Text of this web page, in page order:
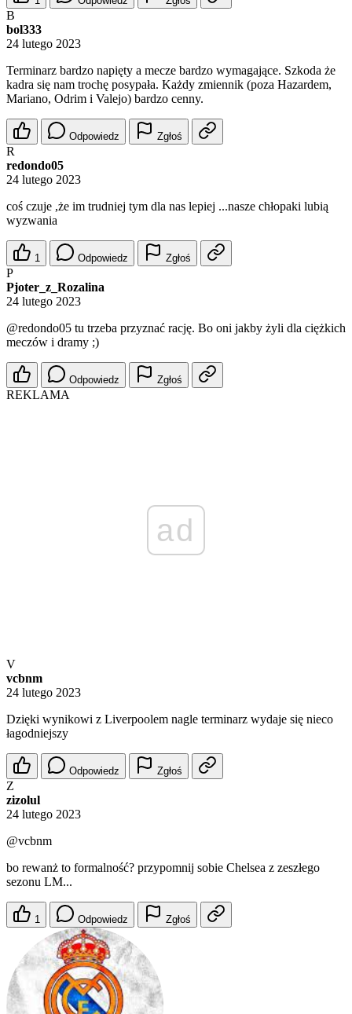
B
bol333
24 lutego 2023
Terminarz bardzo napięty a mecze bardzo wymagające. Szkoda że
kadra się nam trochę posypała. Każdy zmiennik (poza Hazardem,
Mariano, Odrim i Valejo) bardzo cenny.
Odpowiedz Zgłoś
R
redondo05
24 lutego 2023
coś czuje ,że im trudniej tym dla nas lepiej ...nasze chłopaki lubią
wyzwania
1 Odpowiedz Zgłoś
P
Pjoter_z_Rozalina
24 lutego 2023
@redondo05 tu trzeba przyznać rację. Bo oni jakby żyli dla ciężkich
meczów i dramy ;)
Odpowiedz Zgłoś
REKLAMA
ad
V
vcbnm
24 lutego 2023
Dzięki wynikowi z Liverpoolem nagle terminarz wydaje się nieco
łagodniejszy
Odpowiedz Zgłoś
Z
zizolul
24 lutego 2023
@vcbnm
bo rewanż to formalność? przypomnij sobie Chelsea z zeszłego
sezonu LM...
1 Odpowiedz Zgłoś